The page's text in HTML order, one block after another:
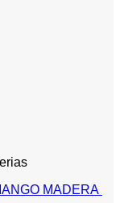
MADERA